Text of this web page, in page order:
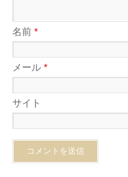
名前*
メール*
サイト